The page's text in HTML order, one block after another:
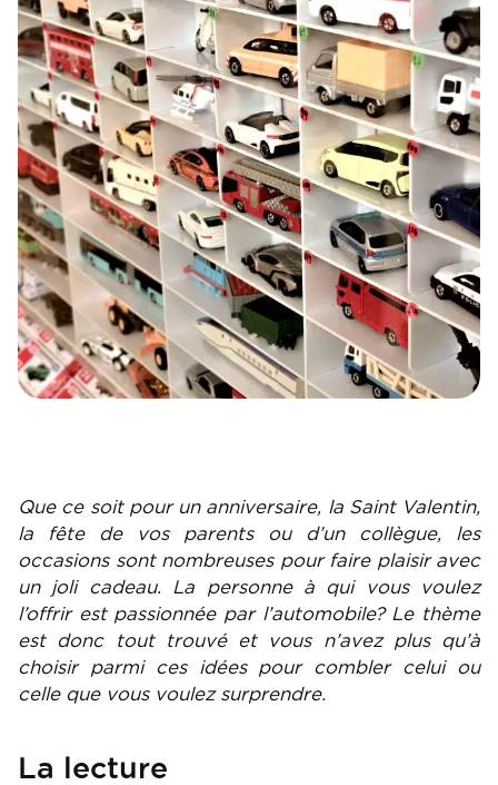
Que ce soit pour un anniversaire, la Saint Valentin,
la fête de vos parents ou d’un collègue, les
occasions sont nombreuses pour faire plaisir avec
un joli cadeau. La personne à qui vous voulez
l’offrir est passionnée par l’automobile? Le thème
est donc tout trouvé et vous n’avez plus qu’à
choisir parmi ces idées pour combler celui ou
celle que vous voulez surprendre.
La lecture